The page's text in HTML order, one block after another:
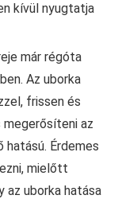
kívül nyugtatja
már régóta
Az uborka
frissen és
megerősíteni az
Érdemes
mielőtt
az uborka hatása